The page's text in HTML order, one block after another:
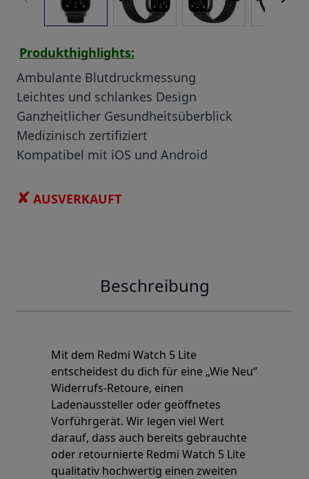
Produkthighlights:
Ambulante Blutdruckmessung
Leichtes und schlankes Design
Ganzheitlicher Gesundheitsüberblick
Medizinisch zertifiziert
Kompatibel mit iOS und Android
✘ AUSVERKAUFT
Beschreibung
Mit dem Redmi Watch 5 Lite
entscheidest du dich für eine „Wie Neu“
Widerrufs-Retoure, einen
Ladenaussteller oder geöffnetes
Vorführgerät. Wir legen viel Wert
darauf, dass auch bereits gebrauchte
oder retournierte Redmi Watch 5 Lite
qualitativ hochwertig einen zweiten